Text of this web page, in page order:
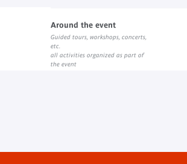
Around the event
Guided tours, workshops, concerts,
etc.
all activities organized as part of
the event